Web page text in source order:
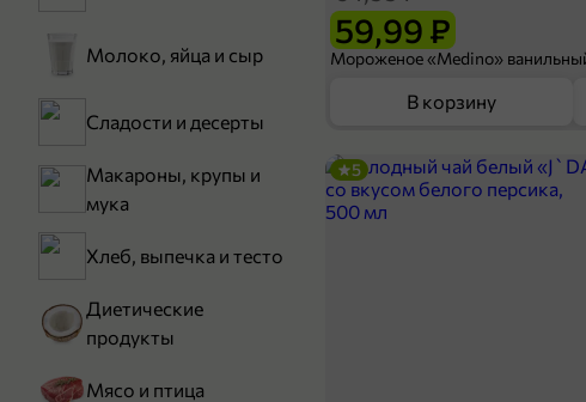
Молоко, яйца и сыр
Сладости и десерты
Макароны, крупы и
мука
Хлеб, выпечка и тесто
Диетические
продукты
Мясо и птица
59,99 ₽
В корзину
5